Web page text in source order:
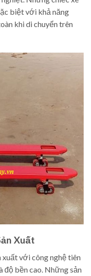
biệt với khả năng
khi di chuyển trên
Xuất
xuất với công nghệ tiên
độ bền cao. Những sản